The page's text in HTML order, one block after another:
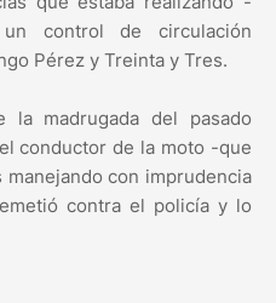
control de circulación
Pérez y Treinta y Tres.
madrugada del pasado
conductor de la moto -que
con imprudencia
contra el policía y lo